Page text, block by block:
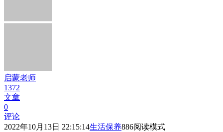
启蒙老师
1372
文章
0
评论
2022年10月13日 22:15:14生活保养886阅读模式